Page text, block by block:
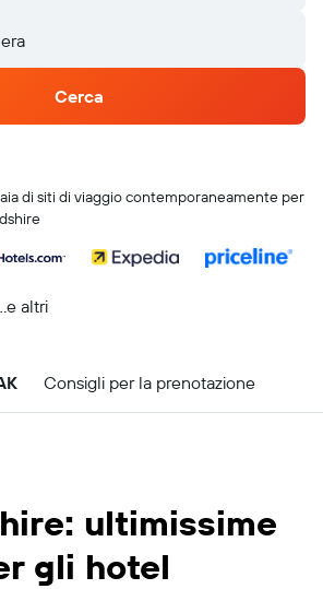
Cerca
di siti di viaggio contemporaneamente per
...e altri
Consigli per la prenotazione
ultimissime
gli hotel